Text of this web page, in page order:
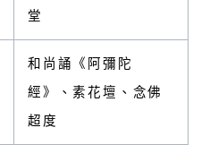
堂
和尚誦《阿彌陀
經》、素花壇、念佛
超度